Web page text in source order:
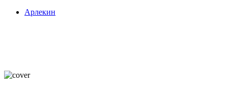
Арлекин